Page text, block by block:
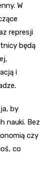
W
represji
będą
i
by
nauki. Bez
czy
co